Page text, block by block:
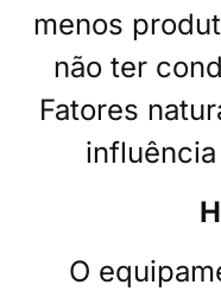
menos
não ter
Fatores
O